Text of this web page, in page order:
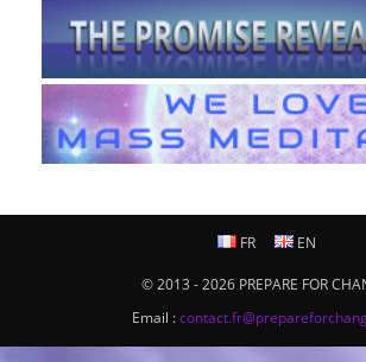
FR EN
© 2013 - 2026 PREPARE FOR
Email :